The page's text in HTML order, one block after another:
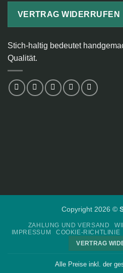
VERTRAG WIDERRUFEN
Stich-haltig bedeutet
Qualität.
Copyright 2026 ©
ZAHLUNG UND VERSAND
IMPRESSUM
COOKIE-RICHTLINIE
VERTRAG
Alle Preise inkl. der